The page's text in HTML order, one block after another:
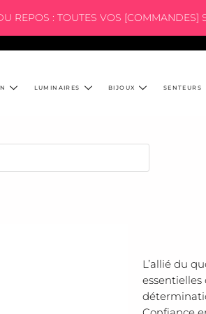
REPOS : TOUTES VOS
LUMINAIRES BIJOUX SENTEURS
L’allié du